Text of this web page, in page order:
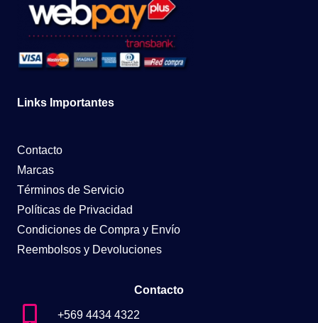
Links Importantes
Contacto
Marcas
Términos de Servicio
Políticas de Privacidad
Condiciones de Compra y Envío
Reembolsos y Devoluciones
Contacto
+569 4434 4322